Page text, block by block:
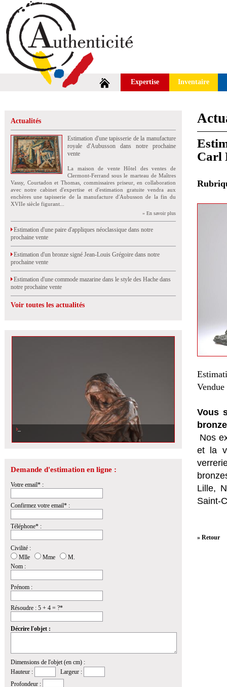
Expertise Inventaire
Actualités
Estimation d'une tapisserie de la manufacture
royale d'Aubusson dans notre prochaine
vente
La maison de vente Hôtel des ventes de
Clermont-Ferrand sous le marteau de Maîtres
Vassy, Courtadon et Thomas, commissaires priseur, en collaboration
avec notre cabinet d'expertise et d'estimation gratuite vendra aux
enchères une tapisserie de la manufacture d'Aubusson de la fin du
XVIIe siècle figurant...
» En savoir plus
Estimation d'une paire d'appliques néoclassique dans notre
prochaine vente
Estimation d'un bronze signé Jean-Louis Grégoire dans notre
prochaine vente
Estimation d'une commode mazarine dans le style des Hache dans
notre prochaine vente
Voir toutes les actualités
Demande d'estimation en ligne :
Votre email* :
Confirmez votre email* :
Téléphone* :
Civilité :
Mlle
Mme
M.
Nom :
Prénom :
Résoudre : 5 + 4 = ?*
Décrire l'objet :
Dimensions de l'objet (en cm) :
Hauteur :
Largeur :
Profondeur :
Carl
Vous
Nos
et la
Lille,
Saint-
» Retour